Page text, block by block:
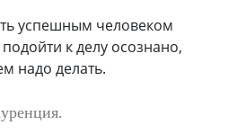
успешным человеком
к делу осознано,
надо делать.